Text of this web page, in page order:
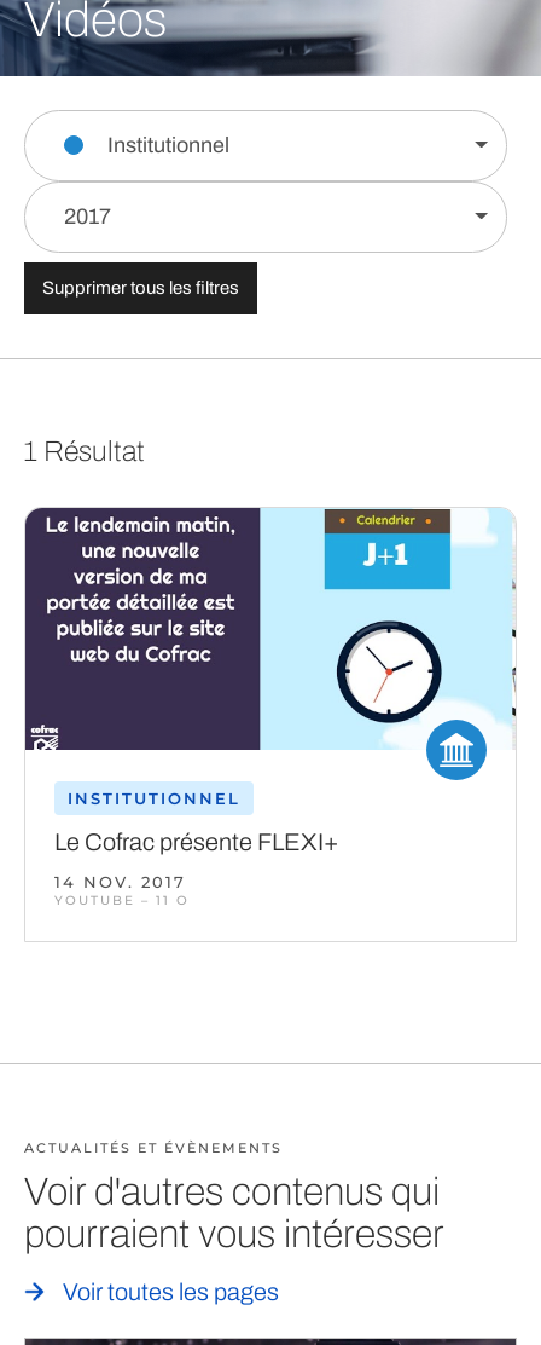
Vidéos
Institutionnel
2017
Supprimer tous les filtres
1 Résultat
INSTITUTIONNEL
Le Cofrac présente FLEXI+
14 NOV. 2017
YOUTUBE – 11 O
ACTUALITÉS ET ÉVÈNEMENTS
Voir d'autres contenus qui
pourraient vous intéresser
Voir toutes les pages